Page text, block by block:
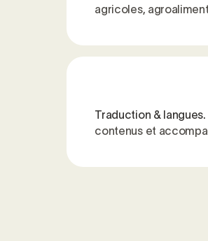
agricoles,
Traduction & langues.
contenus et